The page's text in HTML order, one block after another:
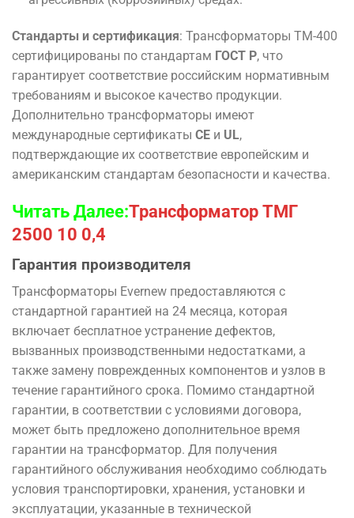
Стандарты и сертификация: Трансформаторы TM-400
сертифицированы по стандартам ГОСТ Р, что
гарантирует соответствие российским нормативным
требованиям и высокое качество продукции.
Дополнительно трансформаторы имеют
международные сертификаты CE и UL,
подтверждающие их соответствие европейским и
американским стандартам безопасности и качества.
Читать Далее:Трансформатор ТМГ
2500 10 0,4
Гарантия производителя
Трансформаторы Evernew предоставляются с
стандартной гарантией на 24 месяца, которая
включает бесплатное устранение дефектов,
вызванных производственными недостатками, а
также замену поврежденных компонентов и узлов в
течение гарантийного срока. Помимо стандартной
гарантии, в соответствии с условиями договора,
может быть предложено дополнительное время
гарантии на трансформатор. Для получения
гарантийного обслуживания необходимо соблюдать
условия транспортировки, хранения, установки и
эксплуатации, указанные в технической